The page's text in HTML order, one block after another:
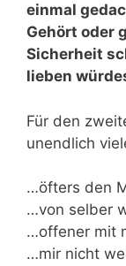
einmal
Gehört oder
Sicherheit
lieben
Für den
unendlich
…öfters den
…von selber
…offener mit
…mir nicht